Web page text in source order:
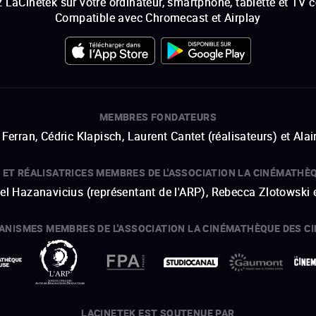
Compatible avec Chromecast et Airplay
MEMBRES FONDATEURS
Cédric Klapisch, Laurent Cantet (réalisateurs) et
RÉALISATRICES MEMBRES DE L'ASSOCIATION LA
Hazanavicius (représentant de l'ARP), Rebecca
MEMBRES DE L'ASSOCIATION LA CINÉMATHÈQUE DES
LACINETEK EST SOUTENUE PAR